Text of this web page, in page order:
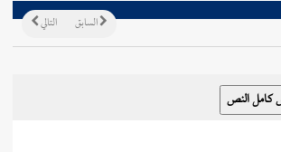
التالي السابق